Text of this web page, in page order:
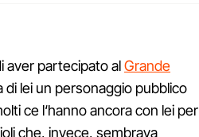
aver partecipato alGrande
lei un personaggio pubblico
ce l‘hanno ancora con lei per
che, invece, sembrava